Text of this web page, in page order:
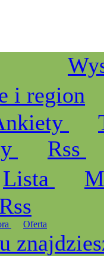
i region
Rss
Lista
Rss
Oferta